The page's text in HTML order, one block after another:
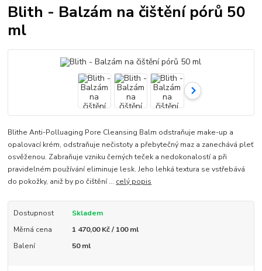
Blith - Balzám na čištění pórů 50
ml
Blithe Anti-Polluaging Pore Cleansing Balm odstraňuje make-up a
opalovací krém, odstraňuje nečistoty a přebytečný maz a zanechává pleť
osvěženou. Zabraňuje vzniku černých teček a nedokonalostí a při
pravidelném používání eliminuje lesk. Jeho lehká textura se vstřebává
do pokožky, aniž by po čištění ... celý popis
Dostupnost
Skladem
Měrná cena
1 470,00 Kč / 100 ml
Balení
50 ml